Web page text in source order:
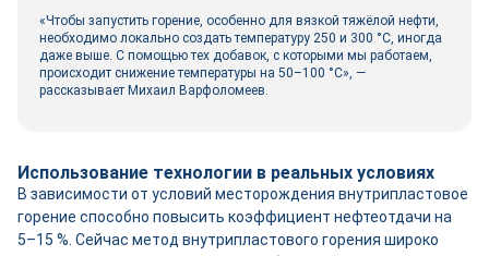
«Чтобы запустить горение, особенно для вязкой тяжёлой нефти,
необходимо локально создать температуру 250 и 300 °С, иногда
даже выше. С помощью тех добавок, с которыми мы работаем,
происходит снижение температуры на 50–100 °С», —
рассказывает Михаил Варфоломеев.
Использование технологии в реальных условиях
В зависимости от условий месторождения внутрипластовое
горение способно повысить коэффициент нефтеотдачи на
5–15 %. Сейчас метод внутрипластового горения широко